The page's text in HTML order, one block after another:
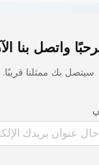
واتصل بنا الآن
سيتصل بك ممثلنا قريبًا.